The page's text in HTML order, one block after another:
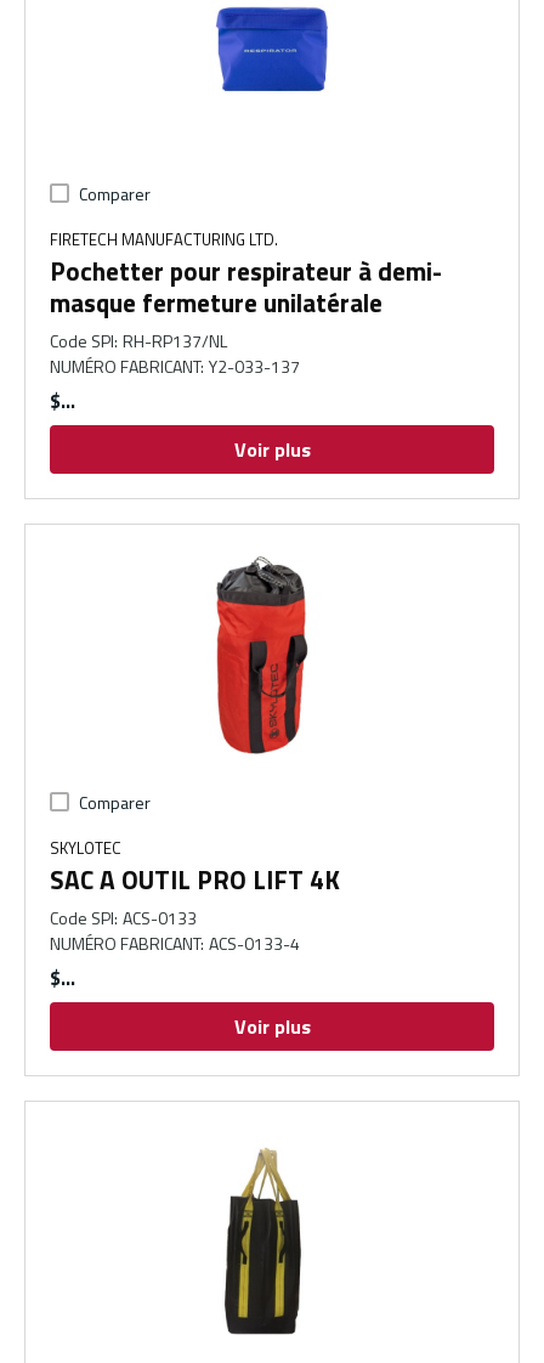
Comparer
FIRETECH MANUFACTURING LTD.
Pochetter pour respirateur à demi-
masque fermeture unilatérale
Code SPI: RH-RP137/NL
NUMÉRO FABRICANT: Y2-033-137
$
Voir plus
Comparer
SKYLOTEC
SAC A OUTIL PRO LIFT 4K
Code SPI: ACS-0133
NUMÉRO FABRICANT: ACS-0133-4
$
Voir plus